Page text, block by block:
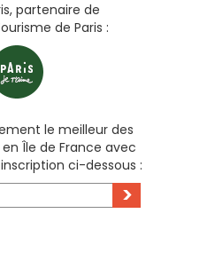
partenaire de
de Paris :
le meilleur des
Île de France avec
ci-dessous :
>